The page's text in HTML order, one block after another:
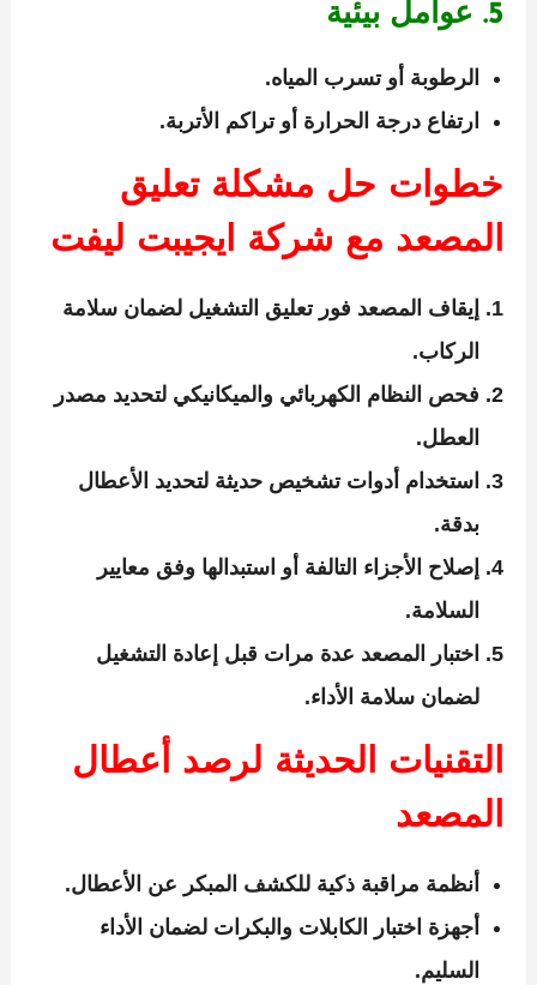
5. عوامل بيئية
الرطوبة أو تسرب المياه.
ارتفاع درجة الحرارة أو تراكم الأتربة.
خطوات حل مشكلة تعليق
المصعد مع شركة ايجيبت ليفت
إيقاف المصعد فور تعليق التشغيل لضمان سلامة
الركاب.
فحص النظام الكهربائي والميكانيكي لتحديد مصدر
العطل.
استخدام أدوات تشخيص حديثة لتحديد الأعطال
بدقة.
إصلاح الأجزاء التالفة أو استبدالها وفق معايير
السلامة.
اختبار المصعد عدة مرات قبل إعادة التشغيل
لضمان سلامة الأداء.
التقنيات الحديثة لرصد أعطال
المصعد
أنظمة مراقبة ذكية للكشف المبكر عن الأعطال.
أجهزة اختبار الكابلات والبكرات لضمان الأداء
السليم.